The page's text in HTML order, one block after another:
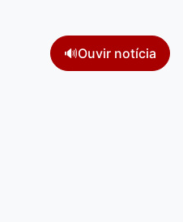
🔊Ouvir notícia